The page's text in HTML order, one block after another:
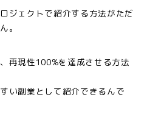
ジェクトで紹介する方法がただ
。
再現性100%を達成させる方法
い副業として紹介できるんで